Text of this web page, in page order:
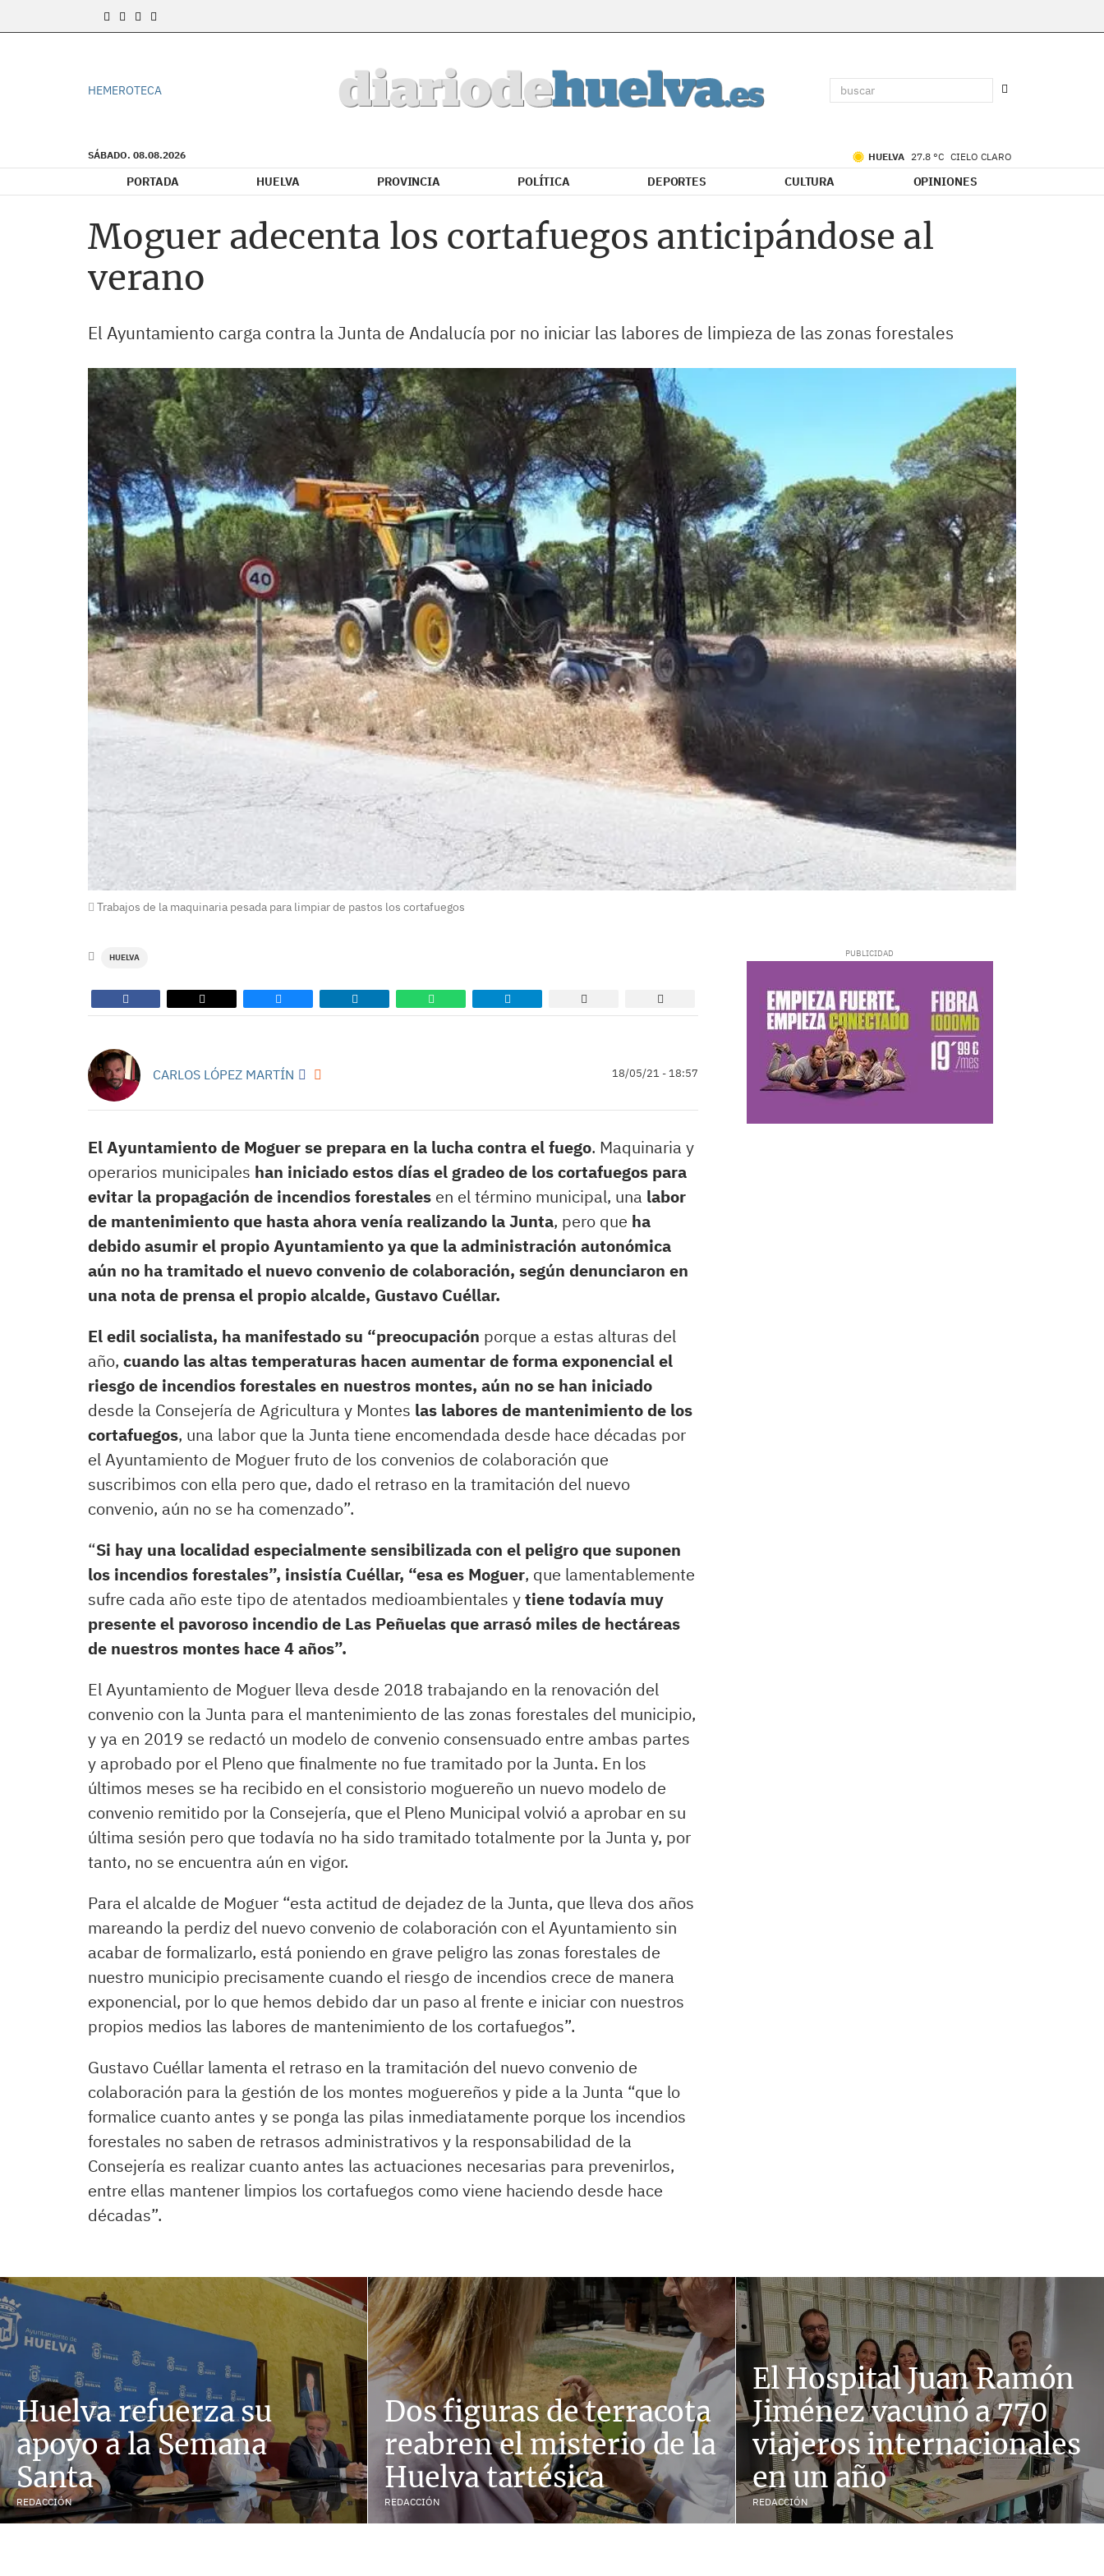
HEMEROTECA
SÁBADO. 08.08.2026 HUELVA 27.8 °C CIELO CLARO
PORTADA HUELVA PROVINCIA POLÍTICA DEPORTES CULTURA OPINIONES
Moguer adecenta los cortafuegos anticipándose al
verano
El Ayuntamiento carga contra la Junta de Andalucía por no iniciar las labores de limpieza de las zonas forestales
Trabajos de la maquinaria pesada para limpiar de pastos los cortafuegos
HUELVA
CARLOS LÓPEZ MARTÍN 18/05/21 - 18:57
El Ayuntamiento de Moguer se prepara en la lucha contra el fuego. Maquinaria y
operarios municipales han iniciado estos días el gradeo de los cortafuegos para
evitar la propagación de incendios forestales en el término municipal, una labor
de mantenimiento que hasta ahora venía realizando la Junta, pero que ha
debido asumir el propio Ayuntamiento ya que la administración autonómica
aún no ha tramitado el nuevo convenio de colaboración, según denunciaron en
una nota de prensa el propio alcalde, Gustavo Cuéllar.
El edil socialista, ha manifestado su “preocupación porque a estas alturas del
año, cuando las altas temperaturas hacen aumentar de forma exponencial el
riesgo de incendios forestales en nuestros montes, aún no se han iniciado
desde la Consejería de Agricultura y Montes las labores de mantenimiento de los
cortafuegos, una labor que la Junta tiene encomendada desde hace décadas por
el Ayuntamiento de Moguer fruto de los convenios de colaboración que
suscribimos con ella pero que, dado el retraso en la tramitación del nuevo
convenio, aún no se ha comenzado”.
“Si hay una localidad especialmente sensibilizada con el peligro que suponen
los incendios forestales”, insistía Cuéllar, “esa es Moguer, que lamentablemente
sufre cada año este tipo de atentados medioambientales ytiene todavía muy
presente el pavoroso incendio de Las Peñuelas que arrasó miles de hectáreas
de nuestros montes hace 4 años”.
El Ayuntamiento de Moguer lleva desde 2018 trabajando en la renovación del
convenio con la Junta para el mantenimiento de las zonas forestales del municipio,
y ya en 2019 se redactó un modelo de convenio consensuado entre ambas partes
y aprobado por el Pleno que finalmente no fue tramitado por la Junta. En los
últimos meses se ha recibido en el consistorio moguereño un nuevo modelo de
convenio remitido por la Consejería, que el Pleno Municipal volvió a aprobar en su
última sesión pero que todavía no ha sido tramitado totalmente por la Junta y, por
tanto, no se encuentra aún en vigor.
Para el alcalde de Moguer “esta actitud de dejadez de la Junta, que lleva dos años
mareando la perdiz del nuevo convenio de colaboración con el Ayuntamiento sin
acabar de formalizarlo, está poniendo en grave peligro las zonas forestales de
nuestro municipio precisamente cuando el riesgo de incendios crece de manera
exponencial, por lo que hemos debido dar un paso al frente e iniciar con nuestros
propios medios las labores de mantenimiento de los cortafuegos”.
Gustavo Cuéllar lamenta el retraso en la tramitación del nuevo convenio de
colaboración para la gestión de los montes moguereños y pide a la Junta “que lo
formalice cuanto antes y se ponga las pilas inmediatamente porque los incendios
forestales no saben de retrasos administrativos y la responsabilidad de la
Consejería es realizar cuanto antes las actuaciones necesarias para prevenirlos,
entre ellas mantener limpios los cortafuegos como viene haciendo desde hace
décadas”.
Huelva refuerza su
apoyo a la Semana
Santa
REDACCIÓN
Dos figuras de terracota
reabren el misterio de la
Huelva tartésica
REDACCIÓN
El Hospital Juan Ramón
Jiménez vacunó a 770
viajeros internacionales
en un año
REDACCIÓN